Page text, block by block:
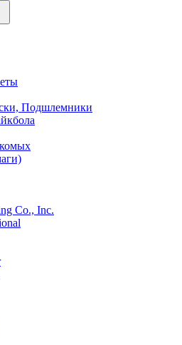
Подшлемники
Co., Inc.